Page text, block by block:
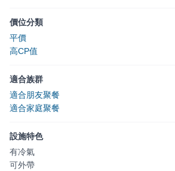
價位分類
平價
高CP值
適合族群
適合朋友聚餐
適合家庭聚餐
設施特色
有冷氣
可外帶